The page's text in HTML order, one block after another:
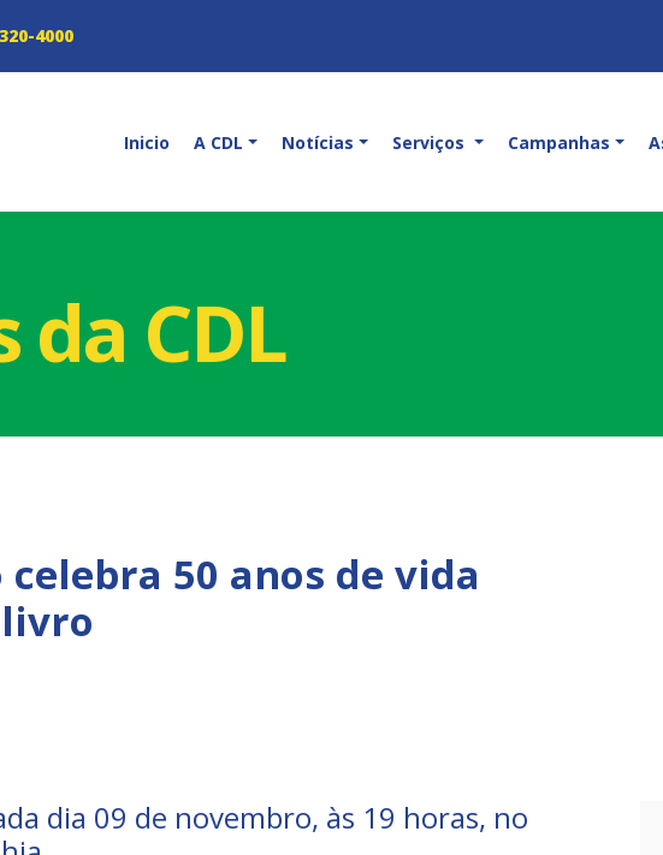
4000
Inicio A CDL Notícias Serviços Campanhas
CDL
celebra 50 anos de vida
dia 09 de novembro, às 19 horas, no